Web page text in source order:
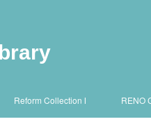
Reform Collection Ⅰ RENO